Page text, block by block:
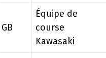
GB
Équipe de
course
Kawasaki